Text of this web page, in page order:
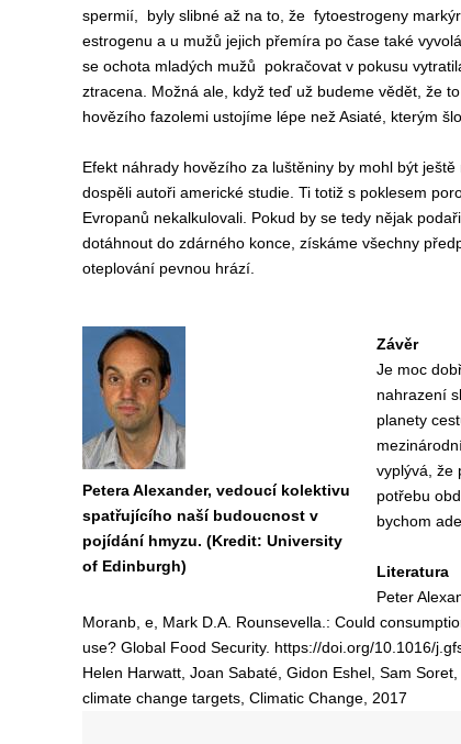
spermií, byly slibné až na to, že fytoestrogeny
estrogenu a u mužů jejich přemíra po čase také
se ochota mladých mužů pokračovat v pokusu
ztracena. Možná ale, když teď už budeme vědět, že
hovězího fazolemi ustojíme lépe než Asiaté, kterým
Efekt náhrady hovězího za luštěniny by mohl být
dospěli autoři americké studie. Ti totiž s poklesem
Evropanů nekalkulovali. Pokud by se tedy nějak
dotáhnout do zdárného konce, získáme všechny
oteplování pevnou hrází.
Petera Alexander, vedoucí kolektivu
spatřujícího naší budoucnost v
pojídání hmyzu. (Kredit: University
of Edinburgh)
Závěr
Je moc
nahrazení
planety
vyplývá, že
potřebu
bychom
Literatura
Peter
Moranb, e, Mark D.A. Rounsevella.: Could
use? Global Food Security. https://doi.org/10.1016/
Helen Harwatt, Joan Sabaté, Gidon Eshel, Sam
climate change targets, Climatic Change, 2017